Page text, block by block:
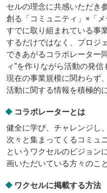
セルの理念に共感いただき
創る「コミュニティ」×「メ
すでに取り組まれている事
するだけではなく、プロジ
できあがるコラボレーター
ィ”を作りながら活動の発信
現在の事業規模に関わらず
活動に関する情報を積極的
コラボレーターとは
健全に学び、チャレンジし
次々と集まってくるコミュ
というワクセルのビジョン
画いただいている方々のこ
ワクセルに掲載する方法